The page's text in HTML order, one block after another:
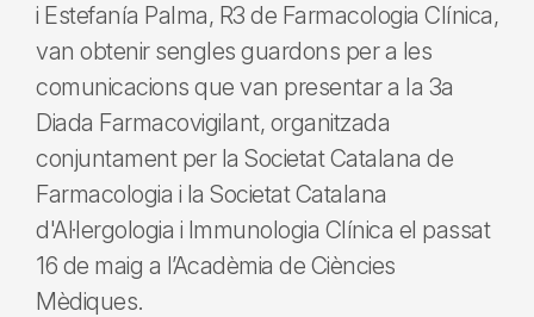
i Estefanía Palma, R3 de Farmacologia Clínica,
van obtenir sengles guardons per a les
comunicacions que van presentar a la 3a
Diada Farmacovigilant, organitzada
conjuntament per la Societat Catalana de
Farmacologia i la Societat Catalana
d'Al·lergologia i Immunologia Clínica el passat
16 de maig a l’Acadèmia de Ciències
Mèdiques.